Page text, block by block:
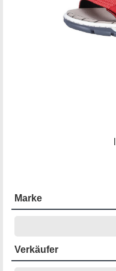
Marke
Verkäufer